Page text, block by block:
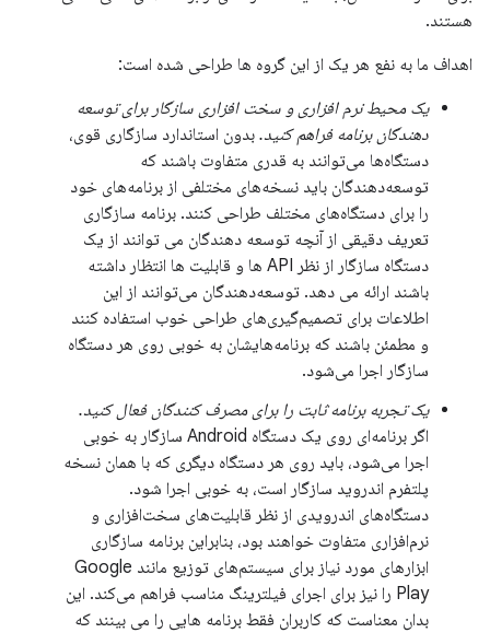
هستند.
اهداف ما به نفع هر یک از این گروه ها طراحی شده است:
یک محیط نرم افزاری و سخت افزاری سازگار برای توسعه
دهندگان برنامه فراهم کنید. بدون استاندارد سازگاری قوی،
دستگاه‌ها می‌توانند به قدری متفاوت باشند که
توسعه‌دهندگان باید نسخه‌های مختلفی از برنامه‌های خود
را برای دستگاه‌های مختلف طراحی کنند. برنامه سازگاری
تعریف دقیقی از آنچه توسعه دهندگان می توانند از یک
دستگاه سازگار از نظر API ها و قابلیت ها انتظار داشته
باشند ارائه می دهد. توسعه‌دهندگان می‌توانند از این
اطلاعات برای تصمیم‌گیری‌های طراحی خوب استفاده کنند
و مطمئن باشند که برنامه‌هایشان به خوبی روی هر دستگاه
سازگار اجرا می‌شود.
یک تجربه برنامه ثابت را برای مصرف کنندگان فعال کنید.
اگر برنامه‌ای روی یک دستگاه Android سازگار به خوبی
اجرا می‌شود، باید روی هر دستگاه دیگری که با همان نسخه
پلتفرم اندروید سازگار است، به خوبی اجرا شود.
دستگاه‌های اندرویدی از نظر قابلیت‌های سخت‌افزاری و
نرم‌افزاری متفاوت خواهند بود، بنابراین برنامه سازگاری
ابزارهای مورد نیاز برای سیستم‌های توزیع مانند Google
Play را نیز برای اجرای فیلترینگ مناسب فراهم می‌کند. این
بدان معناست که کاربران فقط برنامه هایی را می بینند که